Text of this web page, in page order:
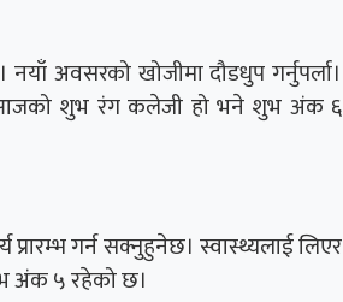
अवसरको खोजीमा दौडधुप गर्नुपर्ला।
आजको शुभ रंग कलेजी हो भने शुभ अंक ६
प्रारम्भ गर्न सक्नुहुनेछ। स्वास्थ्यलाई लिएर
अंक ५ रहेको छ।